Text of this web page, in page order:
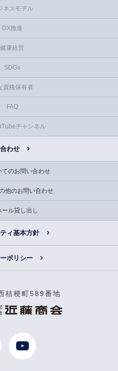
ネスモデル
DX推進
健康経営
SDGs
資格保有者
FAQ
チャンネル
わせ
てのお問い合わせ
他のお問い合わせ
ル貸し出し
ィ基本方針
ポリシー
桔梗町589番地